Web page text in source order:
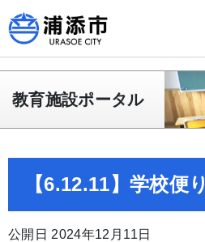
教育施設ポータル
【6.12.11】学校便り
公開日 2024年12月11日